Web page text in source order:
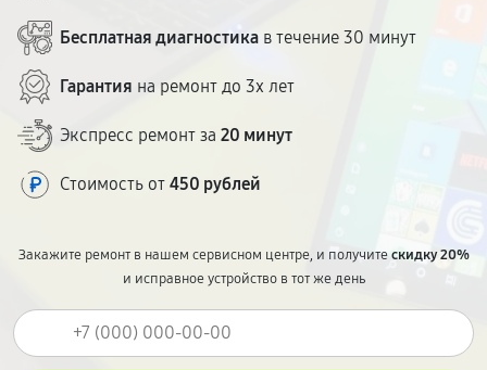
Бесплатная диагностика в течение 30 минут
Гарантия на ремонт до 3х лет
Экспресс ремонт за 20 минут
Стоимость от 450 рублей
Закажите ремонт в нашем сервисном центре, и получитескидку 20%
и исправное устройство в тот же день